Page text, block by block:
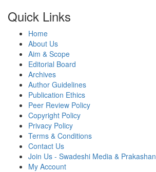
Quick Links
Home
About Us
Aim & Scope
Editorial Board
Archives
Author Guidelines
Publication Ethics
Peer Review Policy
Copyright Policy
Privacy Policy
Terms & Conditions
Contact Us
Join Us - Swadeshi Media & Prakashan
My Account